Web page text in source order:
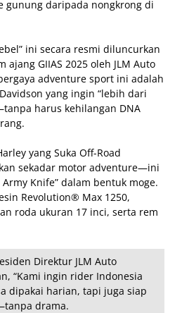
gunung daripada nongkrong di
ini secara resmi diluncurkan
ajang GIIAS 2025 oleh JLM Auto
adventure sport ini adalah
yang ingin “lebih dari
harus kehilangan DNA
yang Suka Off-Road
sekadar motor adventure—ini
Knife” dalam bentuk moge.
Revolution® Max 1250,
roda ukuran 17 inci, serta rem
Direktur JLM Auto
“Kami ingin rider Indonesia
dipakai harian, tapi juga siap
drama.